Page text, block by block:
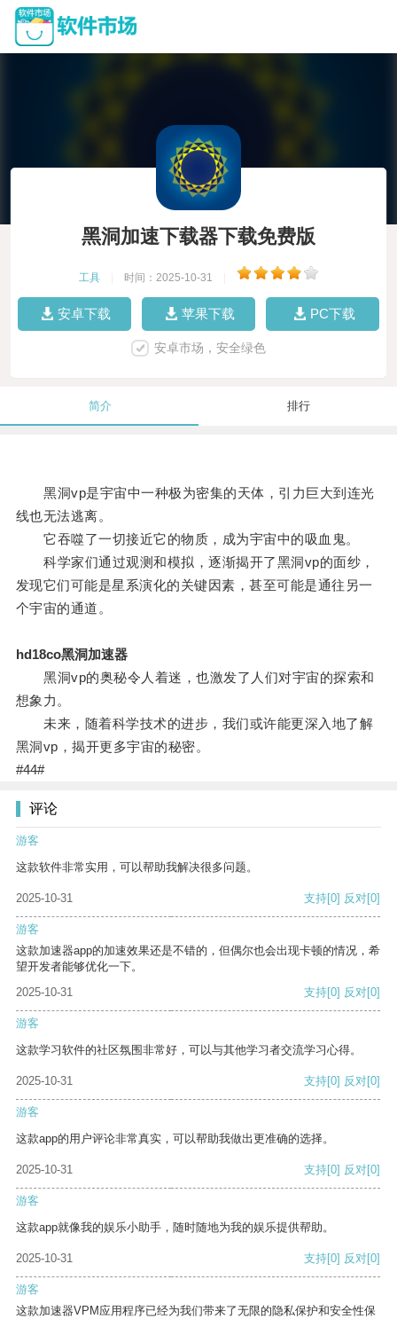
黑洞加速下载器下载免费版
工具 时间：2025-10-31
安卓下载 苹果下载 PC下载
安卓市场，安全绿色
简介 排行
黑洞vp是宇宙中一种极为密集的天体，引力巨大到连光
线也无法逃离。
它吞噬了一切接近它的物质，成为宇宙中的吸血鬼。
科学家们通过观测和模拟，逐渐揭开了黑洞vp的面纱，
发现它们可能是星系演化的关键因素，甚至可能是通往另一
个宇宙的通道。
hd18co黑洞加速器
黑洞vp的奥秘令人着迷，也激发了人们对宇宙的探索和
想象力。
未来，随着科学技术的进步，我们或许能更深入地了解
黑洞vp，揭开更多宇宙的秘密。
#44#
评论
游客
这款软件非常实用，可以帮助我解决很多问题。
2025-10-31 支持[0] 反对[0]
游客
这款加速器app的加速效果还是不错的，但偶尔也会出现卡顿的情况，希
望开发者能够优化一下。
2025-10-31
支持[0] 反对[0]
游客
这款学习软件的社区氛围非常好，可以与其他学习者交流学习心得。
2025-10-31 支持[0] 反对[0]
游客
这款app的用户评论非常真实，可以帮助我做出更准确的选择。
2025-10-31 支持[0] 反对[0]
游客
这款app就像我的娱乐小助手，随时随地为我的娱乐提供帮助。
2025-10-31 支持[0] 反对[0]
游客
这款加速器VPM应用程序已经为我们带来了无限的隐私保护和安全性保